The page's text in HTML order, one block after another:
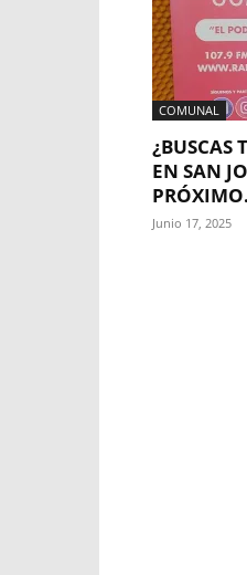
COMUNAL
¿BUSCAS
EN SAN
Junio 17, 2025